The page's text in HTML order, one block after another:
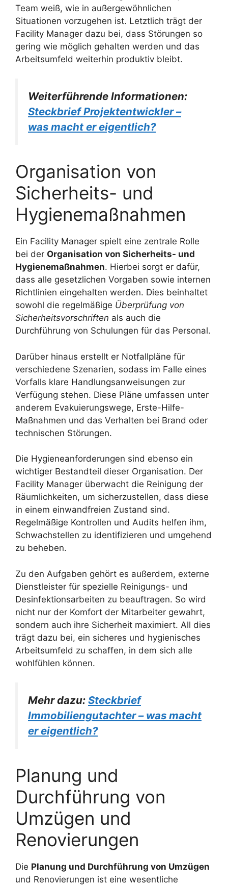
Team weiß, wie in außergewöhnlichen
Situationen vorzugehen ist. Letztlich trägt der
Facility Manager dazu bei, dass Störungen so
gering wie möglich gehalten werden und das
Arbeitsumfeld weiterhin produktiv bleibt.
Weiterführende Informationen:
Steckbrief Projektentwickler –
was macht er eigentlich?
Organisation von
Sicherheits- und
Hygienemaßnahmen
Ein Facility Manager spielt eine zentrale Rolle
bei der Organisation von Sicherheits- und
Hygienemaßnahmen. Hierbei sorgt er dafür,
dass alle gesetzlichen Vorgaben sowie internen
Richtlinien eingehalten werden. Dies beinhaltet
sowohl die regelmäßige Überprüfung von
Sicherheitsvorschriften als auch die
Durchführung von Schulungen für das Personal.
Darüber hinaus erstellt er Notfallpläne für
verschiedene Szenarien, sodass im Falle eines
Vorfalls klare Handlungsanweisungen zur
Verfügung stehen. Diese Pläne umfassen unter
anderem Evakuierungswege, Erste-Hilfe-
Maßnahmen und das Verhalten bei Brand oder
technischen Störungen.
Die Hygieneanforderungen sind ebenso ein
wichtiger Bestandteil dieser Organisation. Der
Facility Manager überwacht die Reinigung der
Räumlichkeiten, um sicherzustellen, dass diese
in einem einwandfreien Zustand sind.
Regelmäßige Kontrollen und Audits helfen ihm,
Schwachstellen zu identifizieren und umgehend
zu beheben.
Zu den Aufgaben gehört es außerdem, externe
Dienstleister für spezielle Reinigungs- und
Desinfektionsarbeiten zu beauftragen. So wird
nicht nur der Komfort der Mitarbeiter gewahrt,
sondern auch ihre Sicherheit maximiert. All dies
trägt dazu bei, ein sicheres und hygienisches
Arbeitsumfeld zu schaffen, in dem sich alle
wohlfühlen können.
Mehr dazu: Steckbrief
Immobiliengutachter – was macht
er eigentlich?
Planung und
Durchführung von
Umzügen und
Renovierungen
Die Planung und Durchführung von Umzügen
und Renovierungen ist eine wesentliche